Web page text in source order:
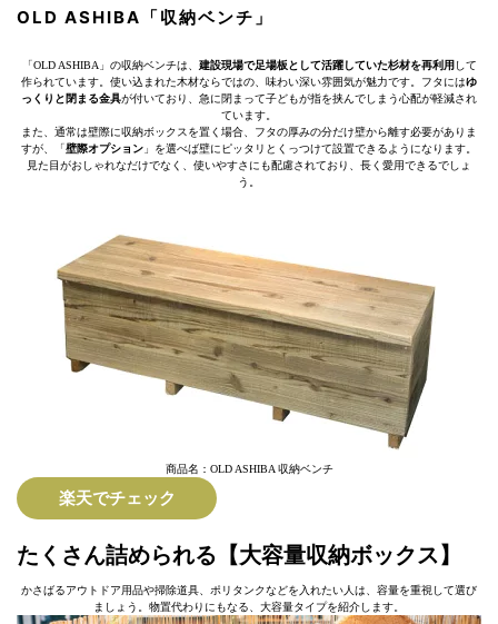
OLD ASHIBA「収納ベンチ」
「OLD ASHIBA」の収納ベンチは、 建設現場で足場板として活躍していた杉材を再利用 して
作られています。使い込まれた木材ならではの、味わい深い雰囲気が魅力です。フタにはゆ
っくりと閉まる金具が付いており、急に閉まって子どもが指を挟んでしまう心配が軽減され
ています。
また、通常は壁際に収納ボックスを置く場合、フタの厚みの分だけ壁から離す必要がありま
すが、「壁際オプション 」を選べば壁にピッタリとくっつけて設置できるようになります。
見た目がおしゃれなだけでなく、使いやすさにも配慮されており、長く愛用できるでしょ
う。
商品名：OLD ASHIBA 収納ベンチ
楽天でチェック
たくさん詰められる【大容量収納ボックス】
かさばるアウトドア用品や掃除道具、ポリタンクなどを入れたい人は、容量を重視して選び
ましょう。物置代わりにもなる、大容量タイプを紹介します。